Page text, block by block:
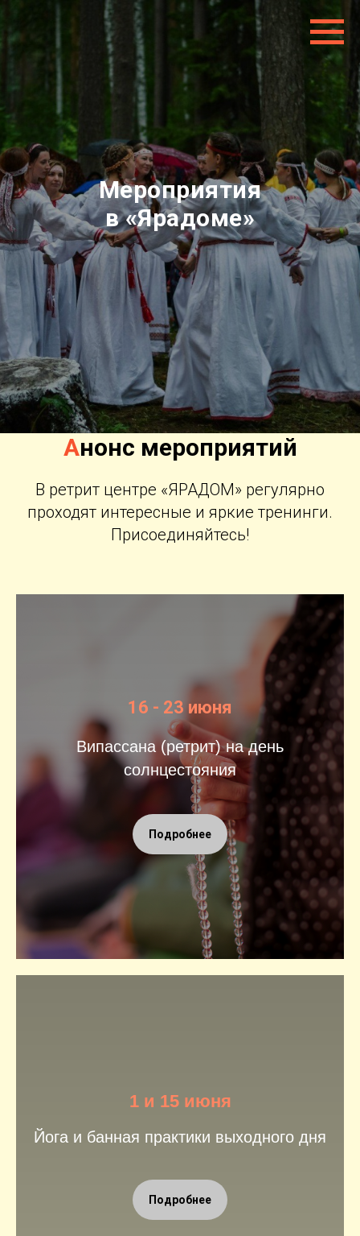
Мероприятия
в «Ярадоме»
Анонс мероприятий
В ретрит центре «ЯРАДОМ» регулярно
проходят интересные и яркие тренинги.
Присоединяйтесь!
16 - 23 июня
Випассана (ретрит) на день
солнцестояния
Подробнее
1 и 15 июня
Йога и банная практики выходного дня
Подробнее